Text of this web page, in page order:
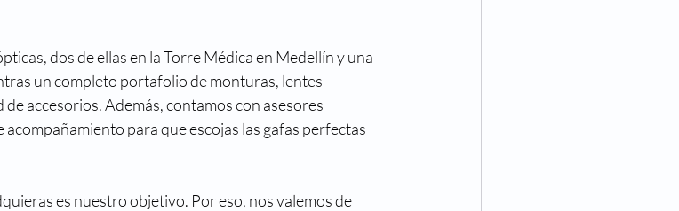
refractiva
médico Enfermedades visuales Eventos
dos de ellas en la Torre Médica en Medellín y una
un completo portafolio de monturas, lentes
accesorios. Además, contamos con asesores
para que escojas las gafas perfectas
es nuestro objetivo. Por eso, nos valemos de